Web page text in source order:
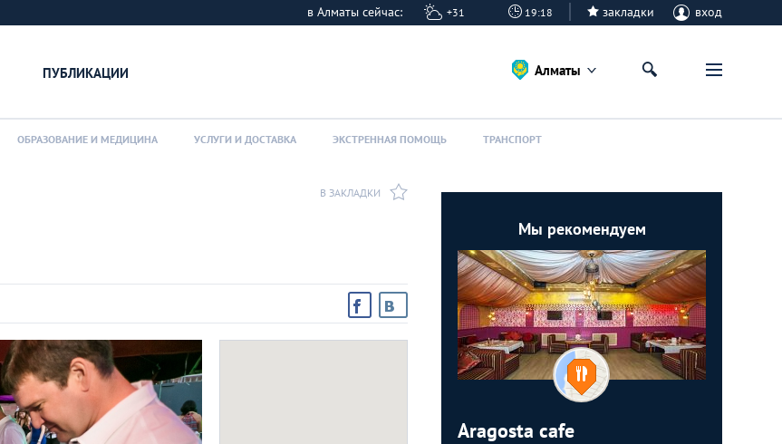
в Алматы сейчас: +31 19:18 закладки вход
ПУБЛИКАЦИИ Алматы
ОБРАЗОВАНИЕ И МЕДИЦИНА УСЛУГИ И ДОСТАВКА ЭКСТРЕННАЯ ПОМОЩЬ ТРАНСПОРТ
В ЗАКЛАДКИ
Мы рекомендуем
Aragosta cafe